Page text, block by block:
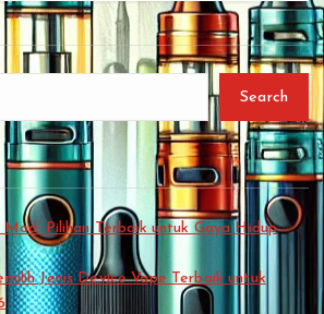
Search
Mod: Pilihan Terbaik untuk Gaya Hidup
Jenis Device Vape Terbaik untuk